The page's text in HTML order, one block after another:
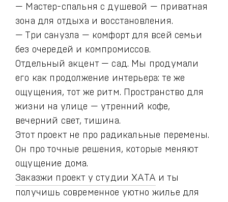
— Мастер-спальня с душевой — приватная
зона для отдыха и восстановления.
— Три санузла — комфорт для всей семьи
без очередей и компромиссов.
Отдельный акцент — сад. Мы продумали
его как продолжение интерьера: те же
ощущения, тот же ритм. Пространство для
жизни на улице — утренний кофе,
вечерний свет, тишина.
Этот проект не про радикальные перемены.
Он про точные решения, которые меняют
ощущение дома.
Заказжи проект у студии ХАТА и ты
получишь современное уютно жилье для